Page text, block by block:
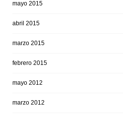
mayo 2015
abril 2015
marzo 2015
febrero 2015
mayo 2012
marzo 2012